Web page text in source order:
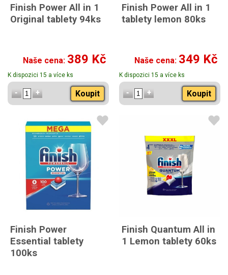
Finish Power All in 1
Original tablety 94ks
Naše cena: 389 Kč
K dispozici 15 a více ks
Koupit
Finish Power All in 1
tablety lemon 80ks
Naše cena: 349 Kč
K dispozici 15 a více ks
Koupit
Finish Power
Essential tablety
100ks
Finish Quantum All in
1 Lemon tablety 60ks